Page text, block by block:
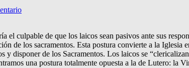
el culpable de que los laicos sean pasivos ante sus
de los sacramentos. Esta postura convierte a la
y disponer de los Sacramentos. Los laicos se
una postura totalmente opuesta a la de Lutero: la